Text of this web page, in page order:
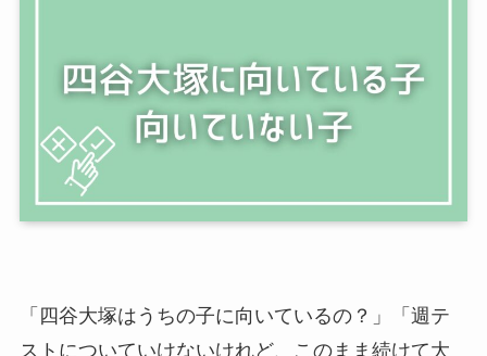
「四谷大塚はうちの子に向いているの？」「週テ
ストについていけないけれど、このまま続けて大